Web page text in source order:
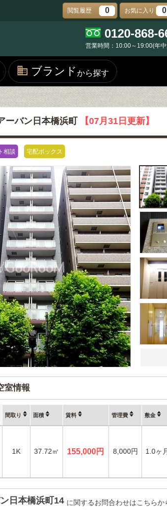
閲覧履歴 0 お気に入り 0
0120-868-
営業時間：10:00～19:00(年
ブランド から探す
ーバン日本橋浜町 【07月31日更新】
相談 宅配ボックス
室情報
間取り 面積 賃料 管理費 敷金
1K 37.72㎡ 155,000円 8,000円 1.0ヶ
日本橋浜町14 に関するお問合わせはこちらか